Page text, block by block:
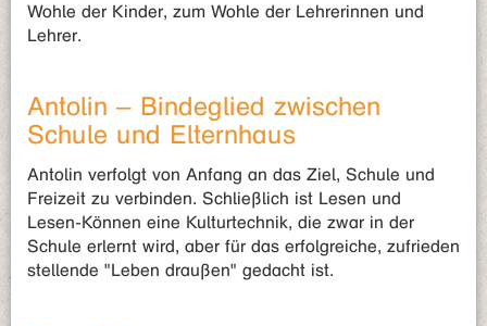
Wohle der Kinder, zum Wohle der Lehrerinnen und
Lehrer.
Antolin – Bindeglied zwischen
Schule und Elternhaus
Antolin verfolgt von Anfang an das Ziel, Schule und
Freizeit zu verbinden. Schließlich ist Lesen und
Lesen-Können eine Kulturtechnik, die zwar in der
Schule erlernt wird, aber für das erfolgreiche, zufrieden
stellende "Leben draußen" gedacht ist.